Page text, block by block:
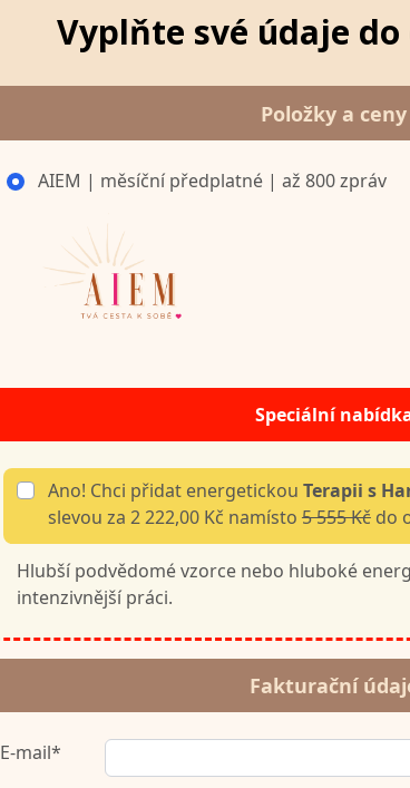
Vyplňte své údaje
Položky a ceny
AIEM | měsíční předplatné | až 800 zpráv
Speciální
Ano! Chci přidat energetickou Terapii s
slevou za 2 222,00 Kč namísto 5 555 Kčdo
Hlubší podvědomé vzorce nebo hluboké
intenzivnější práci.
Fakturační
E-mail*